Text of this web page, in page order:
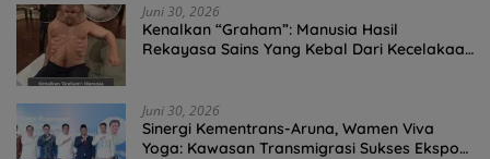
Juni 30, 2026
Kenalkan “Graham”: Manusia Hasil
Rekayasa Sains Yang Kebal Dari Kecelakaan
Juni 30, 2026
Sinergi Kementrans-Aruna, Wamen Viva
Yoga: Kawasan Transmigrasi Sukses Ekspor